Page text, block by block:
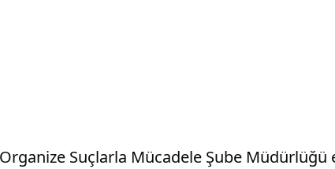
Suçlarla Mücadele Şube